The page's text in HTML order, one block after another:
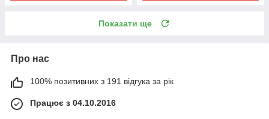
Показати ще
Про нас
100% позитивних з 191 відгука за рік
Працює з 04.10.2016